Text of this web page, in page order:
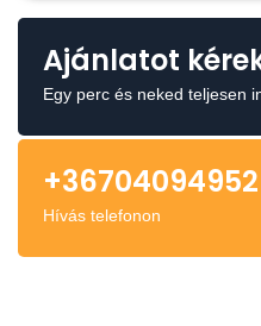
Ajánlatot
Egy perc és neked teljesen
+36704094952
Hívás telefonon